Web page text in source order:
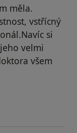
měla.
vstřícný
si
velmi
všem